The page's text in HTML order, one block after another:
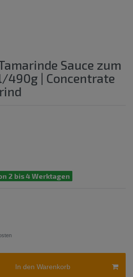
Sauce zum
490g | Concentrate
2 bis 4 Werktagen
In den Warenkorb